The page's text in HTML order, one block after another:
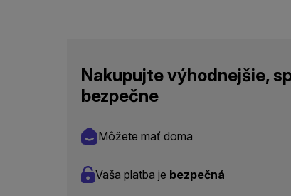
Nakupujte výhodnejšie,
bezpečne
Môžete mať doma
Vaša platba je bezpečná